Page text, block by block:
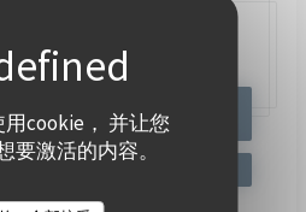
cookie， 并让您
要激活的内容。
92300 Levallois-Perret
预订餐位